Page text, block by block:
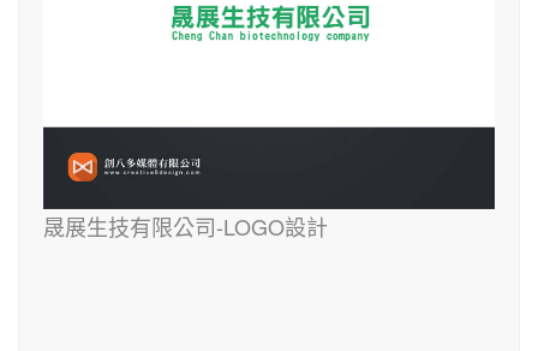
​晟展生技有限公司-LOGO設計